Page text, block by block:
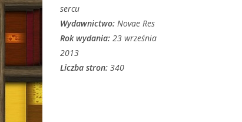
sercu
Wydawnictwo: Novae Res
Rok wydania: 23 września
2013
Liczba stron: 340